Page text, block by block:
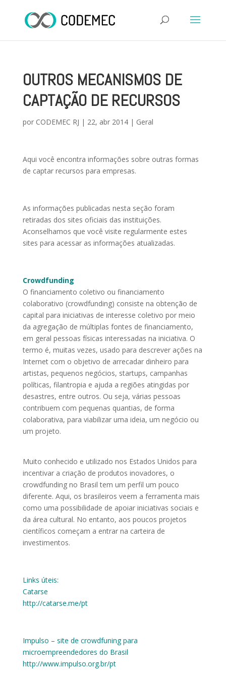
OUTROS MECANISMOS DE
CAPTAÇÃO DE RECURSOS
por CODEMEC RJ | 22, abr 2014| Geral
Aqui você encontra informações sobre outras formas
de captar recursos para empresas.
As informações publicadas nesta seção foram
retiradas dos sites oficiais das instituições.
Aconselhamos que você visite regularmente estes
sites para acessar as informações atualizadas.
Crowdfunding
O financiamento coletivo ou financiamento
colaborativo (crowdfunding) consiste na obtenção de
capital para iniciativas de interesse coletivo por meio
da agregação de múltiplas fontes de financiamento,
em geral pessoas físicas interessadas na iniciativa. O
termo é, muitas vezes, usado para descrever ações na
Internet com o objetivo de arrecadar dinheiro para
artistas, pequenos negócios, startups, campanhas
políticas, filantropia e ajuda a regiões atingidas por
desastres, entre outros. Ou seja, várias pessoas
contribuem com pequenas quantias, de forma
colaborativa, para viabilizar uma ideia, um negócio ou
um projeto.
Muito conhecido e utilizado nos Estados Unidos para
incentivar a criação de produtos inovadores, o
crowdfunding no Brasil tem um perfil um pouco
diferente. Aqui, os brasileiros veem a ferramenta mais
como uma possibilidade de apoiar iniciativas sociais e
da área cultural. No entanto, aos poucos projetos
científicos começam a entrar na carteira de
investimentos.
Links úteis:
Catarse
http://catarse.me/pt
Impulso – site de crowdfuning para
microempreendedores do Brasil
http://www.impulso.org.br/pt